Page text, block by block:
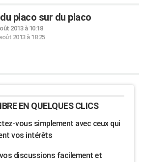
placo sur du placo
2013 à 10:18
2013 à 18:25
EN QUELQUES CLICS
vous simplement avec ceux qui
vos intérêts
discussions facilement et